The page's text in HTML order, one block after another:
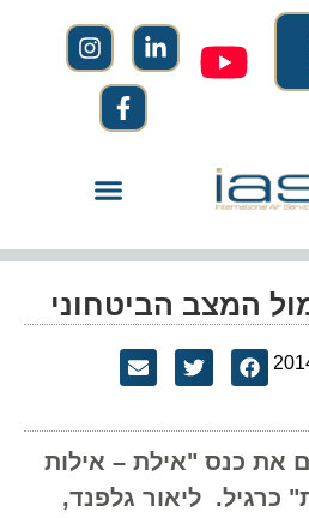
המצב הביטחוני
את כנס "אילת – אילות
כרגיל. ליאור גלפנד,